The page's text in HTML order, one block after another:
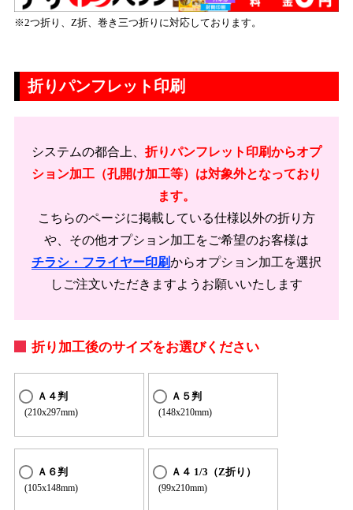
※2つ折り、Z折、巻き三つ折りに対応しております。
折りパンフレット印刷
システムの都合上、 折りパンフレット印刷からオプ
ション加工（孔開け加工等）は対象外となっており
ます。
こちらのページに掲載している仕様以外の折り方
や、その他オプション加工をご希望のお客様は
チラシ・フライヤー印刷からオプション加工を選択
しご注文いただきますようお願いいたします
折り加工後のサイズをお選びください
Ａ４判
(210x297mm)
Ａ５判
(148x210mm)
Ａ６判
(105x148mm)
Ａ４ 1/3（Z折り）
(99x210mm)